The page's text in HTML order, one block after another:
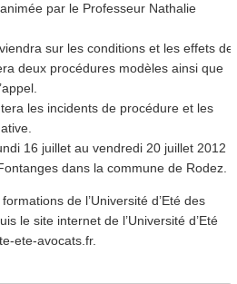
par le Professeur Nathalie
sur les conditions et les effets de
deux procédures modèles ainsi que
les incidents de procédure et les
16 juillet au vendredi 20 juillet 2012
dans la commune de Rodez.
de l’Université d’Eté des
le site internet de l’Université d’Eté
ete-avocats.fr.